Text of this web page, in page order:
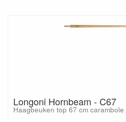
Longoni Hornbeam - C67
Haagbeuken top 67 cm carambole